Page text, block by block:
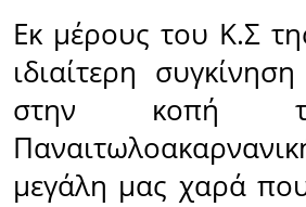
Εκ μέρους του Κ.Σ
ιδιαίτερη
στην κοπή
μεγάλη μας χαρά